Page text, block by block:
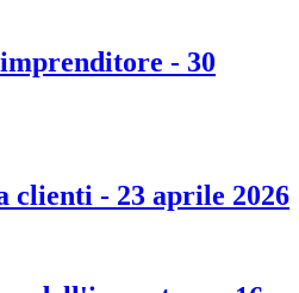
- 30
clienti - 23 aprile 2026